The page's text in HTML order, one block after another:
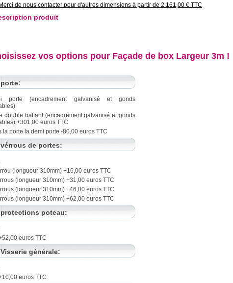
Merci de nous contacter pour d'autres dimensions à partir de 2 161,00 € TTC
produit
vos options pour Façade de box Largeur 3m !
porte:
porte (encadrement galvanisé et gonds
double battant (encadrement galvanisé et gonds
+301,00 euros TTC
la porte la demi porte -80,00 euros TTC
vérrous de portes:
(longueur 310mm) +16,00 euros TTC
(longueur 310mm) +31,00 euros TTC
(longueur 310mm) +46,00 euros TTC
(longueur 310mm) +62,00 euros TTC
protections poteau:
euros TTC
Visserie générale:
euros TTC